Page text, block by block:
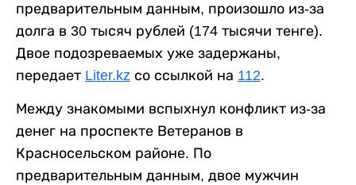
предварительным данным, произошло из-за
долга в 30 тысяч рублей (174 тысячи тенге).
Двое подозреваемых уже задержаны,
передает Liter.kz со ссылкой на 112.
Между знакомыми вспыхнул конфликт из-за
денег на проспекте Ветеранов в
Красносельском районе. По
предварительным данным, двое мужчин